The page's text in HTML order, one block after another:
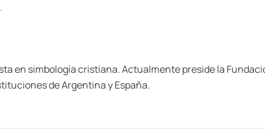
en simbología cristiana. Actualmente preside la
de Argentina y España.